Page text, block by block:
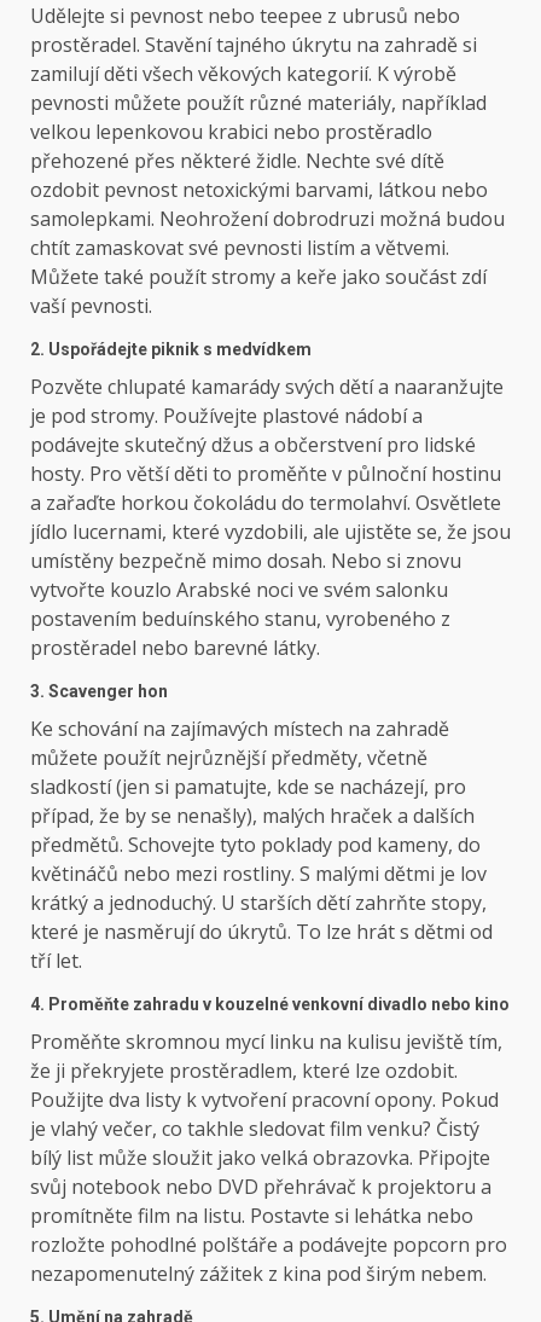
Udělejte si pevnost nebo teepee z ubrusů nebo
prostěradel. Stavění tajného úkrytu na zahradě si
zamilují děti všech věkových kategorií. K výrobě
pevnosti můžete použít různé materiály, například
velkou lepenkovou krabici nebo prostěradlo
přehozené přes některé židle. Nechte své dítě
ozdobit pevnost netoxickými barvami, látkou nebo
samolepkami. Neohrožení dobrodruzi možná budou
chtít zamaskovat své pevnosti listím a větvemi.
Můžete také použít stromy a keře jako součást zdí
vaší pevnosti.
2. Uspořádejte piknik s medvídkem
Pozvěte chlupaté kamarády svých dětí a naaranžujte
je pod stromy. Používejte plastové nádobí a
podávejte skutečný džus a občerstvení pro lidské
hosty. Pro větší děti to proměňte v půlnoční hostinu
a zařaďte horkou čokoládu do termolahví. Osvětlete
jídlo lucernami, které vyzdobili, ale ujistěte se, že jsou
umístěny bezpečně mimo dosah. Nebo si znovu
vytvořte kouzlo Arabské noci ve svém salonku
postavením beduínského stanu, vyrobeného z
prostěradel nebo barevné látky.
3. Scavenger hon
Ke schování na zajímavých místech na zahradě
můžete použít nejrůznější předměty, včetně
sladkostí (jen si pamatujte, kde se nacházejí, pro
případ, že by se nenašly), malých hraček a dalších
předmětů. Schovejte tyto poklady pod kameny, do
květináčů nebo mezi rostliny. S malými dětmi je lov
krátký a jednoduchý. U starších dětí zahrňte stopy,
které je nasměrují do úkrytů. To lze hrát s dětmi od
tří let.
4. Proměňte zahradu v kouzelné venkovní divadlo nebo kino
Proměňte skromnou mycí linku na kulisu jeviště tím,
že ji překryjete prostěradlem, které lze ozdobit.
Použijte dva listy k vytvoření pracovní opony. Pokud
je vlahý večer, co takhle sledovat film venku? Čistý
bílý list může sloužit jako velká obrazovka. Připojte
svůj notebook nebo DVD přehrávač k projektoru a
promítněte film na listu. Postavte si lehátka nebo
rozložte pohodlné polštáře a podávejte popcorn pro
nezapomenutelný zážitek z kina pod širým nebem.
5. Umění na zahradě